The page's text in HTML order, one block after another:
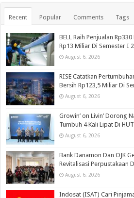
Recent Popular Comments Tags
BELL Raih Penjualan
Rp13 Miliar Di Semester I
August 6, 2026
RISE Catatkan
Bersih Rp123,5 Miliar Di
August 6, 2026
Growin’ on Livin’ Dorong
Tumbuh 4 Kali Lipat Di
August 6, 2026
Bank Danamon Dan OJK
Revitalisasi Perpustakaan
August 6, 2026
Indosat (ISAT) Cari